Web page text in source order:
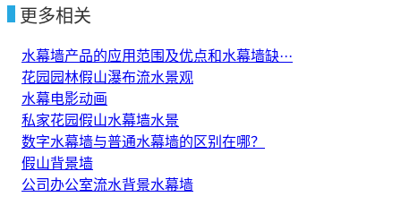
更多相关
水幕墙产品的应用范围及优点和水幕墙缺···
花园园林假山瀑布流水景观
水幕电影动画
私家花园假山水幕墙水景
数字水幕墙与普通水幕墙的区别在哪？
假山背景墙
公司办公室流水背景水幕墙